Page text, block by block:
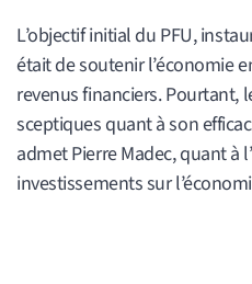
L’objectif initial du PFU,
était de soutenir l’économie
revenus financiers. Pourtant,
sceptiques quant à son
admet Pierre Madec, quant à
investissements sur